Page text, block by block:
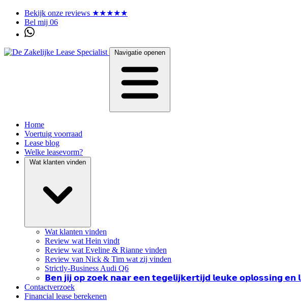
Bekijk onze reviews ★★★★★
Bel mij 06
Navigatie openen
Home
Voertuig voorraad
Lease blog
Welke leasevorm?
Wat klanten vinden
Wat klanten vinden
Review wat Hein vindt
Review wat Eveline & Rianne vinden
Review van Nick & Tim wat zij vinden
Strictly-Business Audi Q6
𝗕𝗲𝗻 𝗷𝗶𝗷 𝗼𝗽 𝘇𝗼𝗲𝗸 𝗻𝗮𝗮𝗿 𝗲𝗲𝗻 𝘁𝗲𝗴𝗲𝗹𝗶𝗷𝗸𝗲𝗿𝘁𝗶𝗷𝗱 𝗹𝗲𝘂𝗸𝗲 𝗼𝗽𝗹𝗼𝘀𝘀𝗶𝗻𝗴
Contactverzoek
Financial lease berekenen